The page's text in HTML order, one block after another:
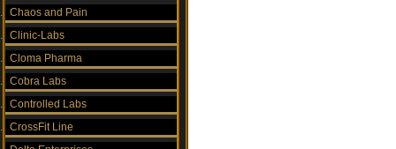
Chaos and Pain
Clinic-Labs
Cloma Pharma
Cobra Labs
Controlled Labs
CrossFit Line